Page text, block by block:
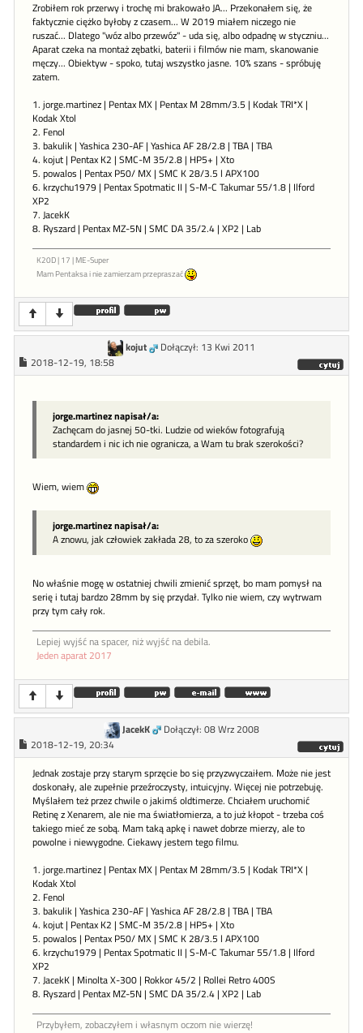
Zrobiłem rok przerwy i trochę mi brakowało JA... Przekonałem się, że
faktycznie ciężko byłoby z czasem... W 2019 miałem niczego nie
ruszać... Dlatego "wóz albo przewóz" - uda się, albo odpadnę w styczniu...
Aparat czeka na montaż zębatki, baterii i filmów nie mam, skanowanie
męczy... Obiektyw - spoko, tutaj wszystko jasne. 10% szans - spróbuję
zatem.
1. jorge.martinez | Pentax MX | Pentax M 28mm/3.5 | Kodak TRI*X |
Kodak Xtol
2. Fenol
3. bakulik | Yashica 230-AF | Yashica AF 28/2.8 | TBA | TBA
4. kojut | Pentax K2 | SMC-M 35/2.8 | HP5+ | Xto
5. powalos | Pentax P50/ MX | SMC K 28/3.5 l APX100
6. krzychu1979 | Pentax Spotmatic II | S-M-C Takumar 55/1.8 | Ilford
XP2
7. JacekK
8. Ryszard | Pentax MZ-5N | SMC DA 35/2.4 | XP2 | Lab
K20D | 17 | ME-Super
Mam Pentaksa i nie zamierzam przepraszać
kojut
Dołączył: 13 Kwi 2011
2018-12-19, 18:58
jorge.martinez napisał/a:
Zachęcam do jasnej 50-tki. Ludzie od wieków fotografują
standardem i nic ich nie ogranicza, a Wam tu brak szerokości?
Wiem, wiem
jorge.martinez napisał/a:
A znowu, jak człowiek zakłada 28, to za szeroko
No właśnie mogę w ostatniej chwili zmienić sprzęt, bo mam pomysł na
serię i tutaj bardzo 28mm by się przydał. Tylko nie wiem, czy wytrwam
przy tym cały rok.
Lepiej wyjść na spacer, niż wyjść na debila.
Jeden aparat 2017
JacekK
Dołączył: 08 Wrz 2008
2018-12-19, 20:34
Jednak zostaje przy starym sprzęcie bo się przyzwyczaiłem. Może nie jest
doskonały, ale zupełnie przeźroczysty, intuicyjny. Więcej nie potrzebuję.
Myślałem też przez chwile o jakimś oldtimerze. Chciałem uruchomić
Retinę z Xenarem, ale nie ma światłomierza, a to już kłopot - trzeba coś
takiego mieć ze sobą. Mam taką apkę i nawet dobrze mierzy, ale to
powolne i niewygodne. Ciekawy jestem tego filmu.
1. jorge.martinez | Pentax MX | Pentax M 28mm/3.5 | Kodak TRI*X |
Kodak Xtol
2. Fenol
3. bakulik | Yashica 230-AF | Yashica AF 28/2.8 | TBA | TBA
4. kojut | Pentax K2 | SMC-M 35/2.8 | HP5+ | Xto
5. powalos | Pentax P50/ MX | SMC K 28/3.5 l APX100
6. krzychu1979 | Pentax Spotmatic II | S-M-C Takumar 55/1.8 | Ilford
XP2
7. JacekK | Minolta X-300 | Rokkor 45/2 | Rollei Retro 400S
8. Ryszard | Pentax MZ-5N | SMC DA 35/2.4 | XP2 | Lab
Przybyłem, zobaczyłem i własnym oczom nie wierzę!